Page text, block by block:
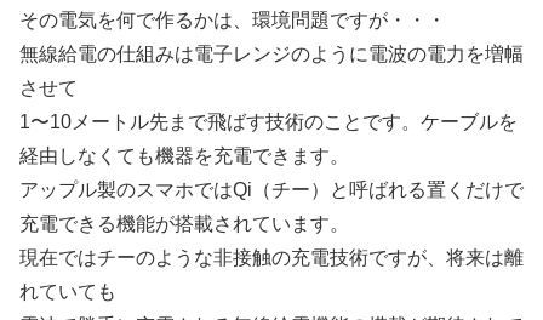
その電気を何で作るかは、環境問題ですが・・・
無線給電の仕組みは電子レンジのように電波の電力を増幅
させて
1〜10メートル先まで飛ばす技術のことです。ケーブルを
経由しなくても機器を充電できます。
アップル製のスマホではQi（チー）と呼ばれる置くだけで
充電できる機能が搭載されています。
現在ではチーのような非接触の充電技術ですが、将来は離
れていても